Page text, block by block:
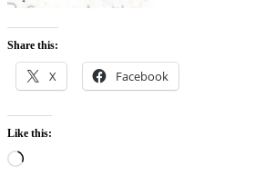
Share this:
X Facebook
Like this:
Loading…